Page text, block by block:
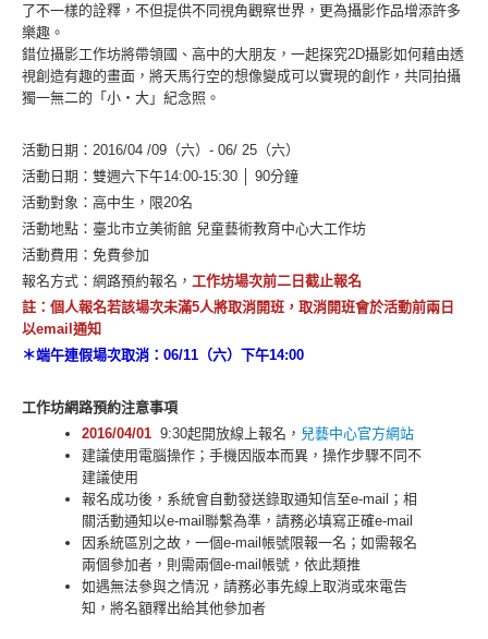
了不一樣的詮釋，不但提供不同視角觀察世界，更為攝影作品增添許多
樂趣。
錯位攝影工作坊將帶領國、高中的大朋友，一起探究2D攝影如何藉由透
視創造有趣的畫面，將天馬行空的想像變成可以實現的創作，共同拍攝
獨一無二的「小‧大」紀念照。
活動日期：2016/04 /09（六）- 06/ 25（六）
活動日期：雙週六下午14:00-15:30 │ 90分鐘
活動對象：高中生，限20名
活動地點：臺北市立美術館 兒童藝術教育中心大工作坊
活動費用：免費參加
報名方式：網路預約報名， 工作坊場次前二日截止報名
註：個人報名若該場次未滿5人將取消開班，取消開班會於活動前兩日
以email通知
＊端午連假場次取消：06/11（六）下午14:00
工作坊網路預約注意事項
2016/04/01 9:30起開放線上報名， 兒藝中心官方網站
建議使用電腦操作；手機因版本而異，操作步驟不同不
建議使用
報名成功後，系統會自動發送錄取通知信至e-mail；相
關活動通知以e-mail聯繫為準，請務必填寫正確e-mail
因系統區別之故，一個e-mail帳號限報一名；如需報名
兩個參加者，則需兩個e-mail帳號，依此類推
如遇無法參與之情況，請務必事先線上取消或來電告
知，將名額釋出給其他參加者